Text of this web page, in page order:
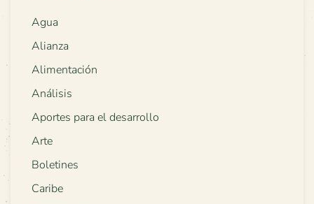
Agua
Alianza
Alimentación
Análisis
Aportes para el desarrollo
Arte
Boletines
Caribe